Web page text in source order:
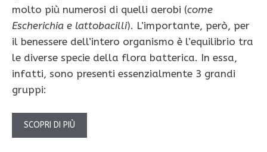
molto più numerosi di quelli aerobi (come
Escherichia e lattobacilli). L’importante, però, per
il benessere dell’intero organismo è l’equilibrio tra
le diverse specie della flora bat­terica. In essa,
infatti, sono presenti essenzialmente 3 grandi
gruppi:
SCOPRI DI PIÙ